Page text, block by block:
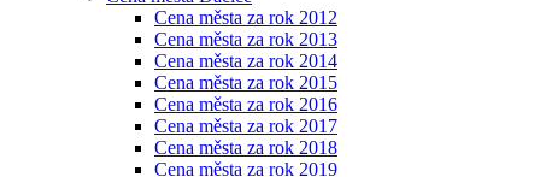
Cena města za rok 2012
Cena města za rok 2013
Cena města za rok 2014
Cena města za rok 2015
Cena města za rok 2016
Cena města za rok 2017
Cena města za rok 2018
Cena města za rok 2019